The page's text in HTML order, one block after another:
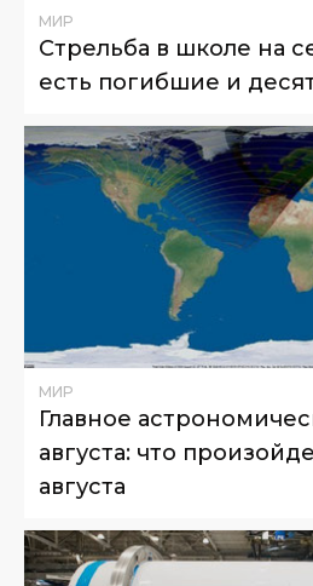
МИР
Стрельба в школе на
есть погибшие и
МИР
Главное
августа: что
августа